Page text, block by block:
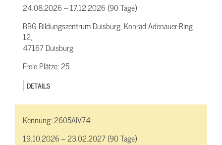
24.08.2026 – 17.12.2026 (90 Tage)
BBG-Bildungszentrum Duisburg, Konrad-Adenauer-Ring
12,
47167 Duisburg
Freie Plätze:25
DETAILS
Kennung:2605AIV74
19.10.2026 – 23.02.2027 (90 Tage)